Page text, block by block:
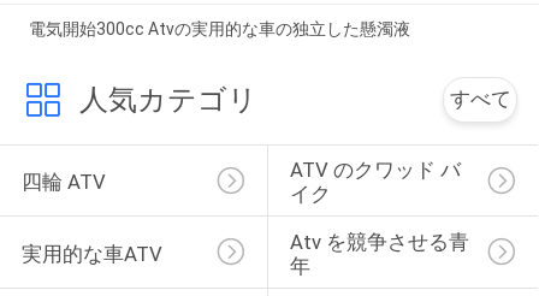
電気開始300cc Atvの実用的な車の独立した懸濁液
人気カテゴリ すべて
四輪 ATV
ATV のクワッド バ
イク
実用的な車ATV
Atv を競争させる青
年